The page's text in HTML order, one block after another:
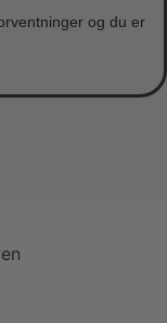
og du er